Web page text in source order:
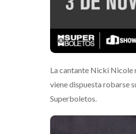
La cantante Nicki Nicole
viene dispuesta robarse
Superboletos.